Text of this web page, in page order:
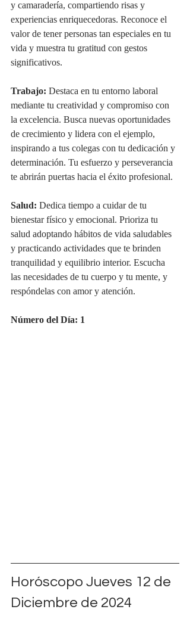
y camaradería, compartiendo risas y
experiencias enriquecedoras. Reconoce el
valor de tener personas tan especiales en tu
vida y muestra tu gratitud con gestos
significativos.
Trabajo: Destaca en tu entorno laboral
mediante tu creatividad y compromiso con
la excelencia. Busca nuevas oportunidades
de crecimiento y lidera con el ejemplo,
inspirando a tus colegas con tu dedicación y
determinación. Tu esfuerzo y perseverancia
te abrirán puertas hacia el éxito profesional.
Salud: Dedica tiempo a cuidar de tu
bienestar físico y emocional. Prioriza tu
salud adoptando hábitos de vida saludables
y practicando actividades que te brinden
tranquilidad y equilibrio interior. Escucha
las necesidades de tu cuerpo y tu mente, y
respóndelas con amor y atención.
Número del Día: 1
Horóscopo Jueves 12 de
Diciembre de 2024